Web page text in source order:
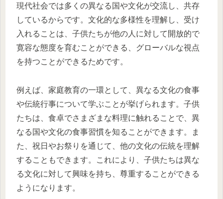
現代社会では多くの異なる国や文化が交流し、共存
しているからです。文化的な多様性を理解し、受け
入れることは、子供たちが他の人に対して開放的で
寛容な態度を育むことができる、グローバルな視点
を持つことができるためです。
例えば、家庭教育の一環として、異なる文化の食事
や伝統行事について学ぶことが挙げられます。子供
たちは、食卓でさまざまな料理に触れることで、異
なる国や文化の食事習慣を知ることができます。ま
た、祝日やお祭りを通じて、他の文化の伝統を理解
することもできます。これにより、子供たちは異な
る文化に対して興味を持ち、尊重することができる
ようになります。